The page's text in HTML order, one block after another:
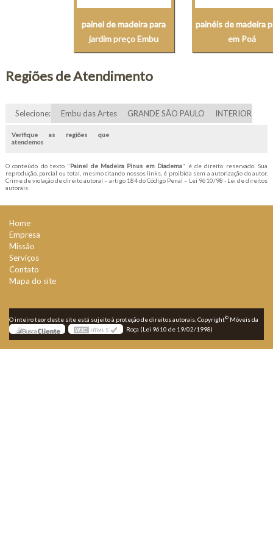
painel de madeira para
jardim preço Embu
painéis de madeira
em Poá
Regiões de Atendimento
Selecione: Embu das Artes GRANDE SÃO PAULO INTERIOR
Verifique as regiões que
atendemos
O conteúdo do texto "Painel de Madeira Pinus em Diadema" é de direito reservado. Sua
reprodução, parcial ou total, mesmo citando nossos links, é proibida sem a autorização do autor.
Crime de violação de direito autoral – artigo 184 do Código Penal – Lei 9610/98 - Lei de direitos
autorais.
Home
Empresa
Missão
Serviços
Contato
Mapa do site
O inteiro teor deste site está sujeito à proteção de direitos autorais. Copyright© Móveis da
Roça (Lei 9610 de 19/02/1998)